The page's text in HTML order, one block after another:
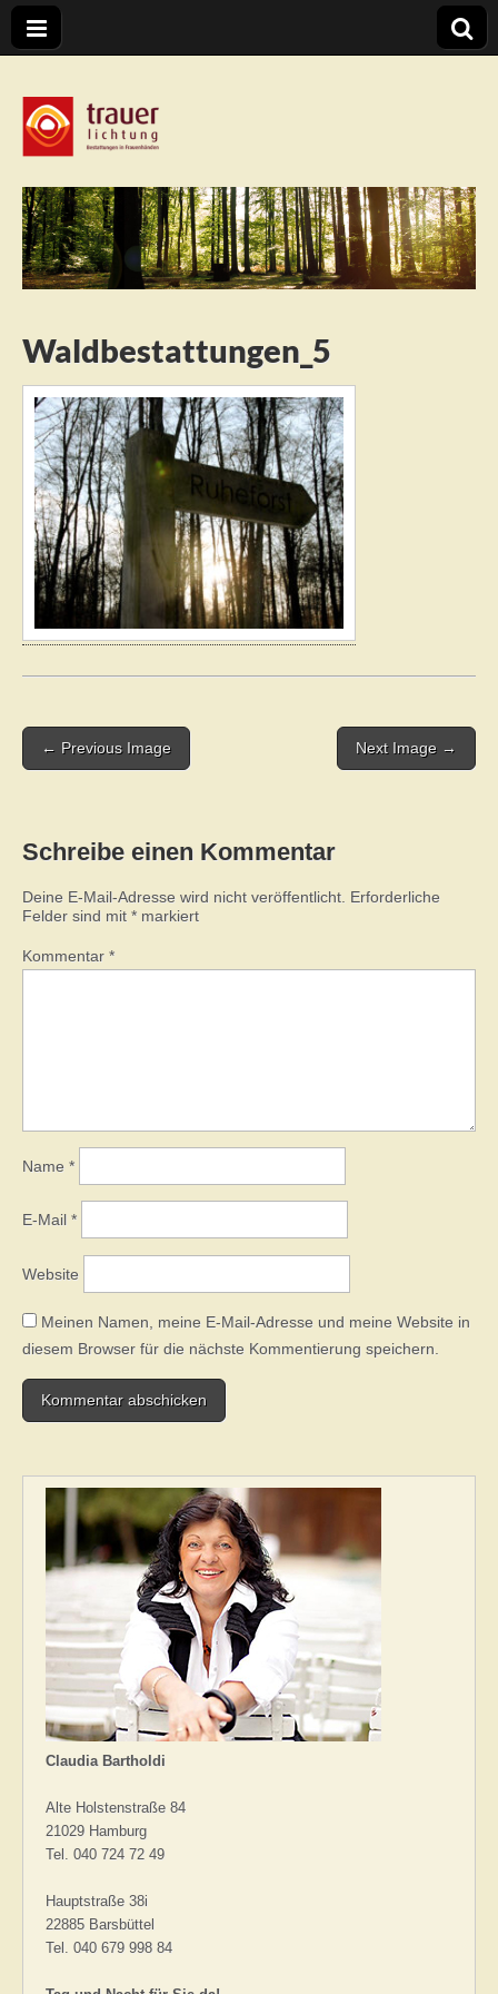
Waldbestattungen_5
Post
navigation
← Previous Image Next Image →
Schreibe einen Kommentar
Deine E-Mail-Adresse wird nicht veröffentlicht. Erforderliche
Felder sind mit * markiert
Kommentar *
Name *
E-Mail *
Website
Meinen Namen, meine E-Mail-Adresse und meine Website in
diesem Browser für die nächste Kommentierung speichern.
Claudia Bartholdi
Alte Holstenstraße 84
21029 Hamburg
Tel. 040 724 72 49
Hauptstraße 38i
22885 Barsbüttel
Tel. 040 679 998 84